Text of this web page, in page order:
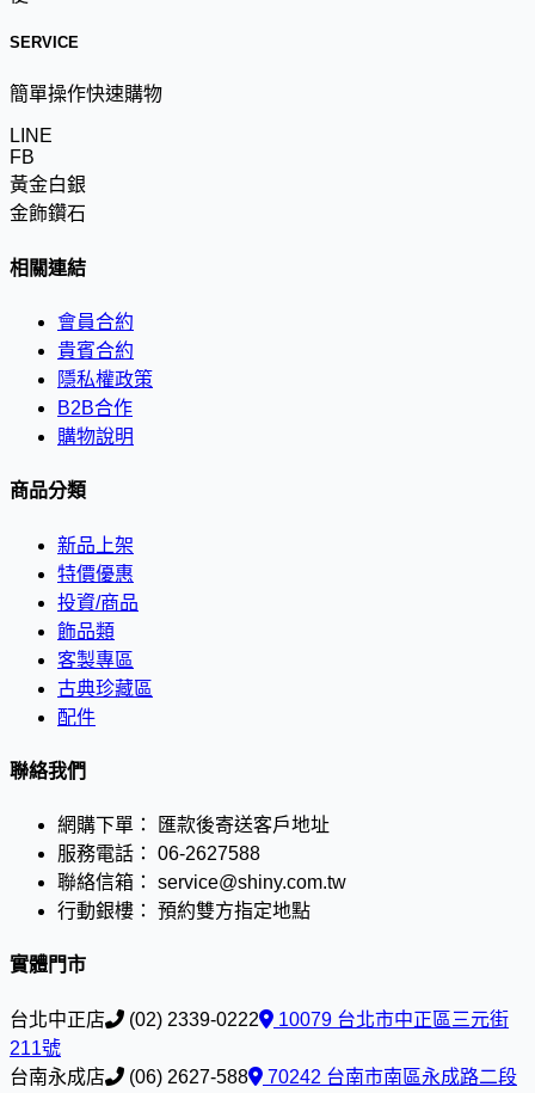
SERVICE
簡單操作快速購物
LINE
FB
黃金白銀
金飾鑽石
相關連結
會員合約
貴賓合約
隱私權政策
B2B合作
購物說明
商品分類
新品上架
特價優惠
投資/商品
飾品類
客製專區
古典珍藏區
配件
聯絡我們
網購下單：
匯款後寄送客戶地址
服務電話： 06-2627588
聯絡信箱： service@shiny.com.tw
行動銀樓： 預約雙方指定地點
實體門市
台北中正店 (02) 2339-0222
10079 台北市中正區三元街
211號
台南永成店
(06) 2627-588
70242 台南市南區永成路二段